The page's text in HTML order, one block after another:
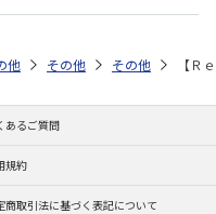
他 その他 その他 【Ｒ
あるご質問
規約
商取引法に基づく表記について